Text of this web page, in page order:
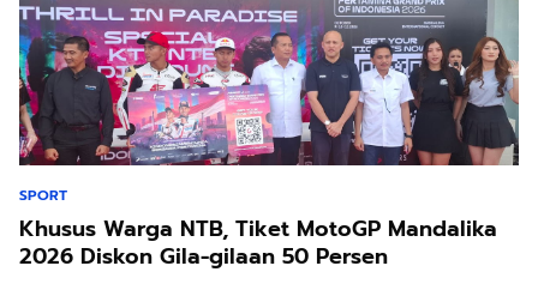
SPORT
Khusus Warga NTB, Tiket MotoGP Mandalika
2026 Diskon Gila-gilaan 50 Persen